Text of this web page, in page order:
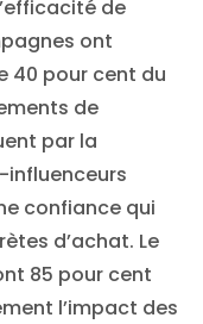
de
ont
40 pour cent du
de
par la
confiance qui
d’achat. Le
85 pour cent
l’impact des